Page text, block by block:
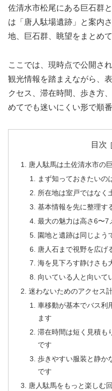
佐清水市松尾にある巨石群
は「唐人駄場遺跡」と案内
地、巨石群、眺望をまとめ
ここでは、現時点で公開さ
観光情報を踏まえながら、
クセス、滞在時間、歩き方
めてでも迷いにくい形で順
目次
唐人駄馬は土佐清水市の
まず知っておきたいの
所在地は室戸ではなく
基本情報を先に整理す
最大の魅力は高さ6〜7
園地と遺跡は同じよう
唐人石まで視野を広げ
海を見下ろす静けさも
向いている人と向いて
迷わないためのアクセス
車移動が基本でバス利
ます
滞在時間は短く見積も
です
歩きやすい服装と静か
です
唐人駄馬をもっと楽しむ